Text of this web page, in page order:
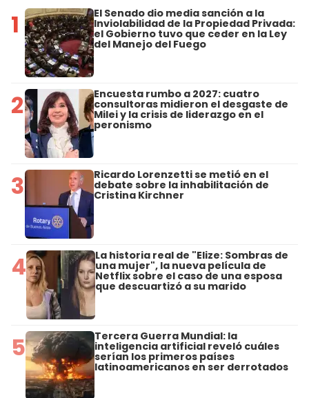
1 El Senado dio media sanción a la
Inviolabilidad de la Propiedad Privada:
el Gobierno tuvo que ceder en la Ley
del Manejo del Fuego
2 Encuesta rumbo a 2027: cuatro
consultoras midieron el desgaste de
Milei y la crisis de liderazgo en el
peronismo
3 Ricardo Lorenzetti se metió en el
debate sobre la inhabilitación de
Cristina Kirchner
4 La historia real de "Elize: Sombras de
una mujer", la nueva película de
Netflix sobre el caso de una esposa
que descuartizó a su marido
5 Tercera Guerra Mundial: la
inteligencia artificial reveló cuáles
serían los primeros países
latinoamericanos en ser derrotados